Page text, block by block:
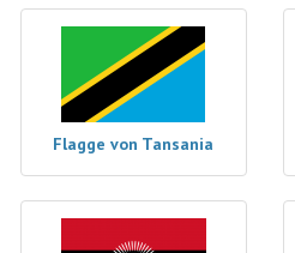
Flagge von Tansania